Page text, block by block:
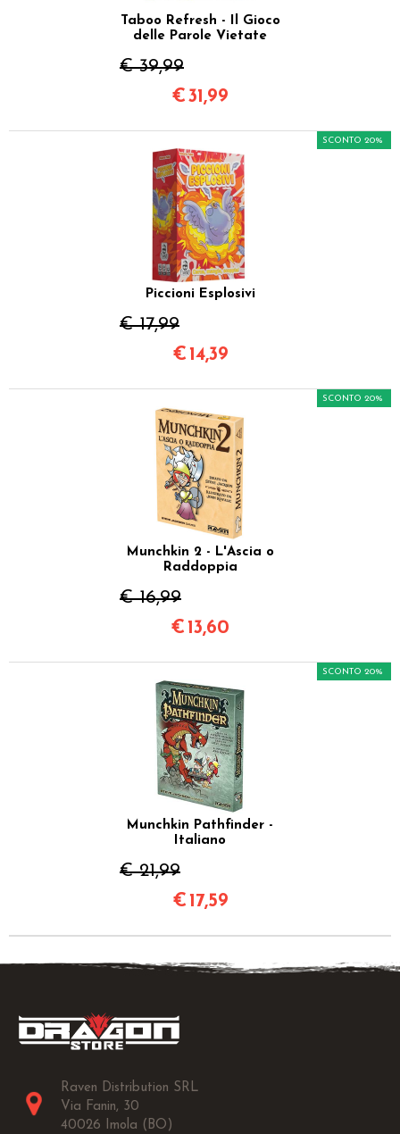
Taboo Refresh - Il Gioco
delle Parole Vietate
€ 39,99
€31,99
Piccioni Esplosivi
€ 17,99
SCONTO 20%
€ 14,39
Munchkin 2 - L'Ascia o
Raddoppia
€ 16,99
SCONTO 20%
€ 13,60
Munchkin Pathfinder -
Italiano
€ 21,99
SCONTO 20%
€ 17,59
Raven Distribution SRL
Via Fanin, 30
40026 Imola (BO)